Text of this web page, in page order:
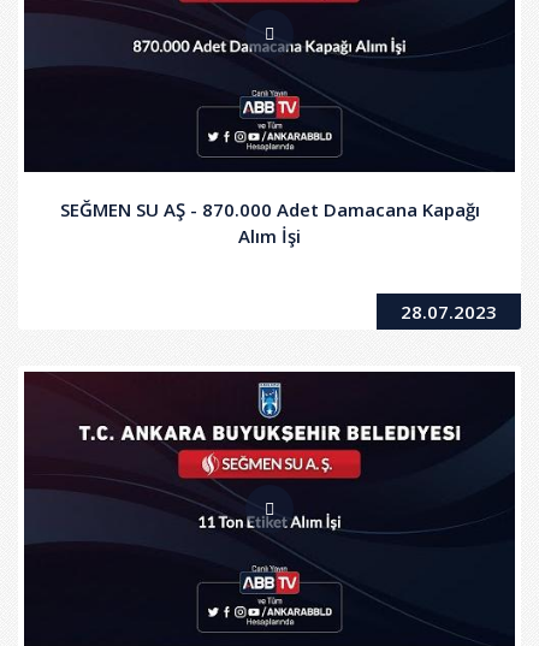
SEĞMEN SU AŞ - 870.000 Adet Damacana Kapağı
Alım İşi
28.07.2023